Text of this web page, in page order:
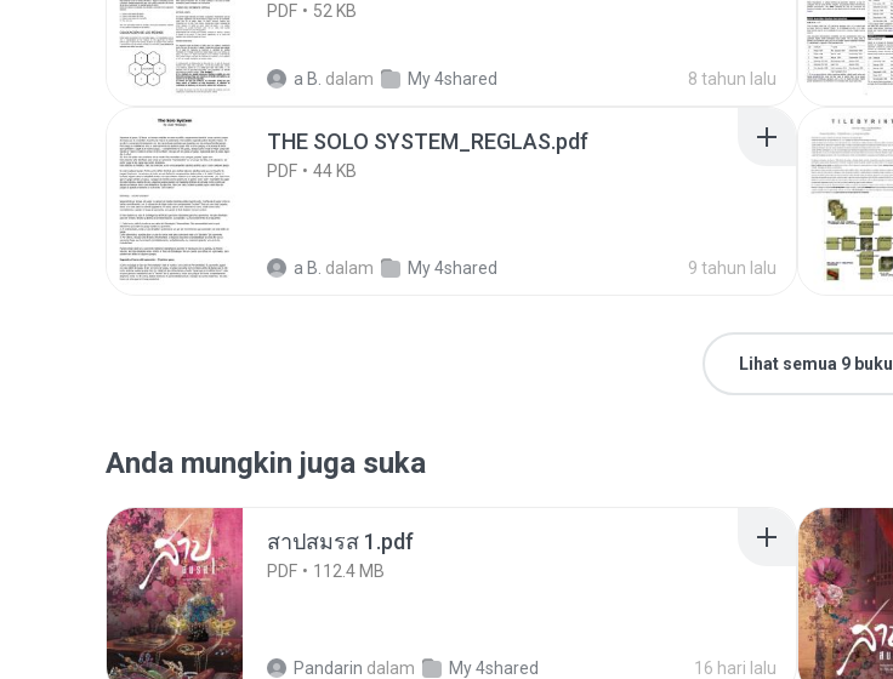
PDF 52 KB
a B. dalam My 4shared 8 tahun lalu
THE SOLO SYSTEM_REGLAS.pdf
PDF 44 KB
a B. dalam My 4shared 9 tahun lalu
Lihat semua 9 buku
Anda mungkin juga suka
สาปสมรส 1.pdf
PDF 112.4 MB
Pandarin dalam My 4shared 16 hari lalu